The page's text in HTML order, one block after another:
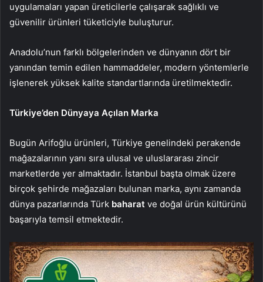
uygulamaları yapan üreticilerle çalışarak sağlıklı ve
güvenilir ürünleri tüketiciyle buluşturur.
Anadolu’nun farklı bölgelerinden ve dünyanın dört bir
yanından temin edilen hammaddeler, modern yöntemlerle
işlenerek yüksek kalite standartlarında üretilmektedir.
Türkiye’den Dünyaya Açılan Marka
Bugün Arifoğlu ürünleri, Türkiye genelindeki perakende
mağazalarının yanı sıra ulusal ve uluslararası zincir
marketlerde yer almaktadır. İstanbul başta olmak üzere
birçok şehirde mağazaları bulunan marka, aynı zamanda
dünya pazarlarında Türk baharat ve doğal ürün kültürünü
başarıyla temsil etmektedir.